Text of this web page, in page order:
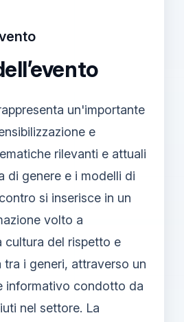
un'importante
e
rilevanti e attuali
di genere e i modelli di
si inserisce in un
volto a
cultura del rispetto e
tra i generi, attraverso un
informativo condotto da
nel settore. La